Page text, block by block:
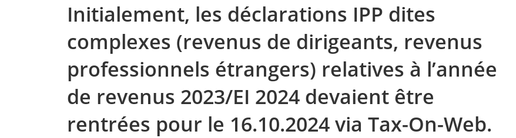
Initialement, les déclarations IPP dites
complexes (revenus de dirigeants, revenus
professionnels étrangers) relatives à l’année
de revenus 2023/EI 2024 devaient être
rentrées pour le 16.10.2024 via Tax-On-Web.